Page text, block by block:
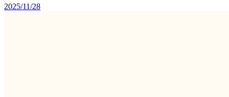
2025/11/28